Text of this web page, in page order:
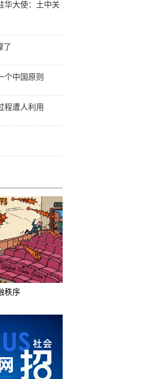
华大使：土中关
了
个中国原则
程遭人利用
秩序